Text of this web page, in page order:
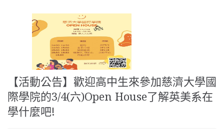
【活動公告】歡迎高中生來參加慈濟大學國
際學院的3/4(六)Open House了解英美系在
學什麼吧!